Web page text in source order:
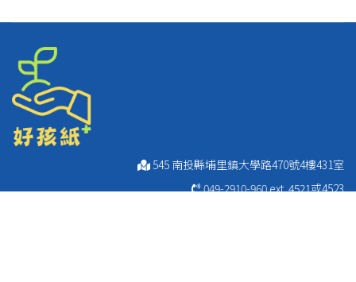
545 南投縣埔里鎮大學路470號4樓431室
049-2910-960ext. 4521或4523